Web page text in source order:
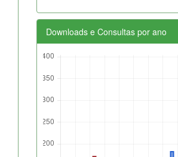
Downloads e Consultas por ano